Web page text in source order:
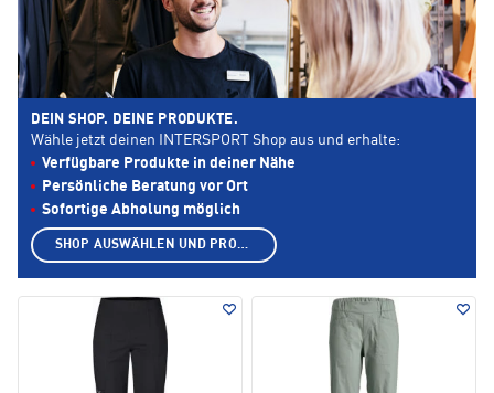
DEIN SHOP. DEINE PRODUKTE.
Wähle jetzt deinen INTERSPORT Shop aus und erhalte:
Verfügbare Produkte in deiner Nähe
Persönliche Beratung vor Ort
Sofortige Abholung möglich
SHOP AUSWÄHLEN UND PRODUKTE ANZEIGEN